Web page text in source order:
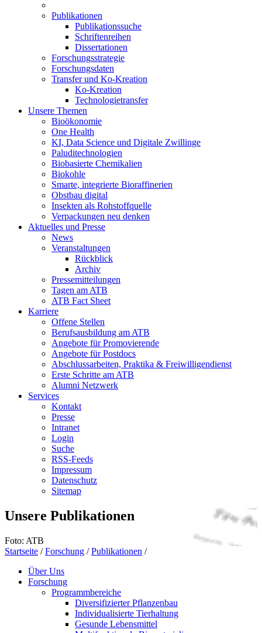
Publikationen
Publikationssuche
Schriftenreihen
Dissertationen
Forschungsstrategie
Forschungsdaten
Transfer und Ko-Kreation
Ko-Kreation
Technologietransfer
Unsere Themen
Bioökonomie
One Health
KI, Data Science und Digitale Zwillinge
Paluditechnologien
Biobasierte Chemikalien
Biokohle
Smarte, integrierte Bioraffinerien
Obstbau digital
Insekten als Rohstoffquelle
Verpackungen neu denken
Aktuelles und Presse
News
Veranstaltungen
Rückblick
Archiv
Pressemitteilungen
Tagen am ATB
ATB Fact Sheet
Karriere
Offene Stellen
Berufsausbildung am ATB
Angebote für Promovierende
Angebote für Postdocs
Abschlussarbeiten, Praktika & Freiwilligendienst
Erste Schritte am ATB
Alumni Netzwerk
Services
Kontakt
Presse
Intranet
Login
Suche
RSS-Feeds
Impressum
Datenschutz
Sitemap
Unsere Publikationen
Foto: ATB
Startseite / Forschung / Publikationen /
Über Uns
Forschung
Programmbereiche
Diversifizierter Pflanzenbau
Individualisierte Tierhaltung
Gesunde Lebensmittel